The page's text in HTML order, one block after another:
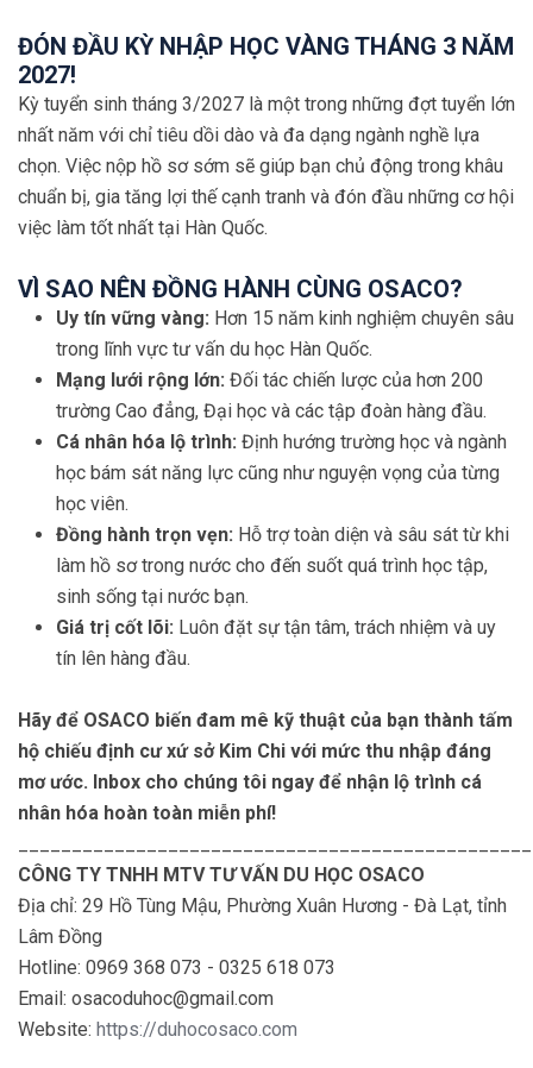
ĐÓN ĐẦU KỲ NHẬP HỌC VÀNG THÁNG 3 NĂM
2027!
Kỳ tuyển sinh tháng 3/2027 là một trong những đợt tuyển lớn
nhất năm với chỉ tiêu dồi dào và đa dạng ngành nghề lựa
chọn. Việc nộp hồ sơ sớm sẽ giúp bạn chủ động trong khâu
chuẩn bị, gia tăng lợi thế cạnh tranh và đón đầu những cơ hội
việc làm tốt nhất tại Hàn Quốc.
VÌ SAO NÊN ĐỒNG HÀNH CÙNG OSACO?
Uy tín vững vàng: Hơn 15 năm kinh nghiệm chuyên sâu
trong lĩnh vực tư vấn du học Hàn Quốc.
Mạng lưới rộng lớn: Đối tác chiến lược của hơn 200
trường Cao đẳng, Đại học và các tập đoàn hàng đầu.
Cá nhân hóa lộ trình: Định hướng trường học và ngành
học bám sát năng lực cũng như nguyện vọng của từng
học viên.
Đồng hành trọn vẹn: Hỗ trợ toàn diện và sâu sát từ khi
làm hồ sơ trong nước cho đến suốt quá trình học tập,
sinh sống tại nước bạn.
Giá trị cốt lõi: Luôn đặt sự tận tâm, trách nhiệm và uy
tín lên hàng đầu.
Hãy để OSACO biến đam mê kỹ thuật của bạn thành tấm
hộ chiếu định cư xứ sở Kim Chi với mức thu nhập đáng
mơ ước. Inbox cho chúng tôi ngay để nhận lộ trình cá
nhân hóa hoàn toàn miễn phí!
CÔNG TY TNHH MTV TƯ VẤN DU HỌC OSACO
Địa chỉ: 29 Hồ Tùng Mậu, Phường Xuân Hương - Đà Lạt, tỉnh
Lâm Đồng
Hotline: 0969 368 073 - 0325 618 073
Email: osacoduhoc@gmail.com
Website: https://duhocosaco.com